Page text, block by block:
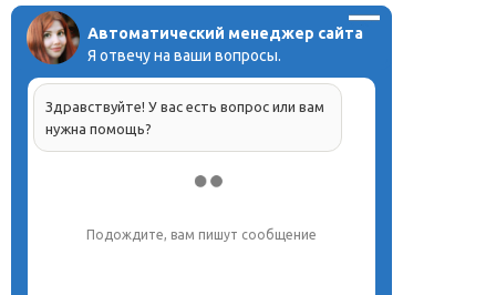
Автоматический менеджер сайта
Я отвечу на ваши вопросы.
Здравствуйте! У вас есть вопрос или вам
нужна помощь?
Подождите, вам пишут сообщение